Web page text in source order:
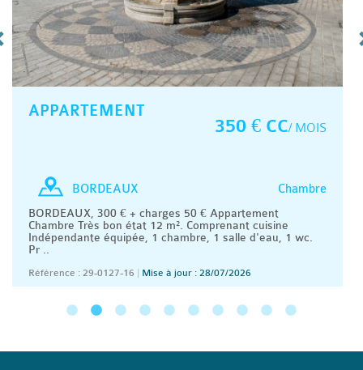
APPARTEMENT
350 € CC/ MOIS
Chambre
BORDEAUX
BORDEAUX, 300 € + charges 50 € Appartement
Chambre Très bon état 12 m². Comprenant cuisine
Indépendante équipée, 1 chambre, 1 salle d'eau, 1 wc.
Pr ..
Référence : 29-0127-16 Mise à jour : 28/07/2026